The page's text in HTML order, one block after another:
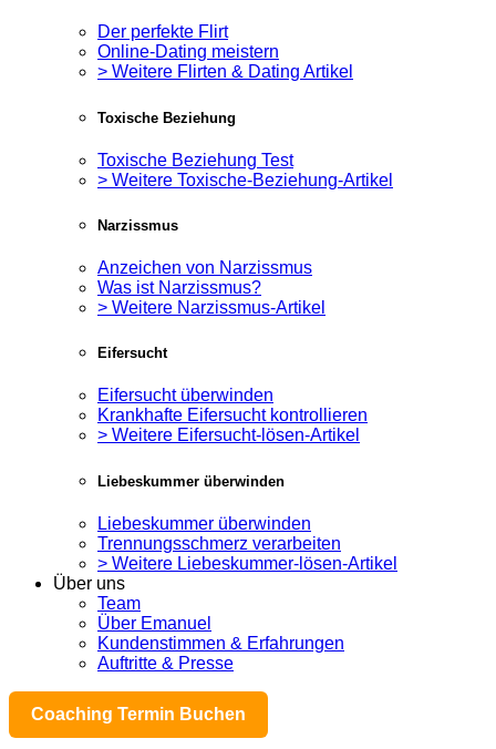
Der perfekte Flirt
Online-Dating meistern
> Weitere Flirten & Dating Artikel
Toxische Beziehung
Toxische Beziehung Test
> Weitere Toxische-Beziehung-Artikel
Narzissmus
Anzeichen von Narzissmus
Was ist Narzissmus?
> Weitere Narzissmus-Artikel
Eifersucht
Eifersucht überwinden
Krankhafte Eifersucht kontrollieren
> Weitere Eifersucht-lösen-Artikel
Liebeskummer überwinden
Liebeskummer überwinden
Trennungsschmerz verarbeiten
> Weitere Liebeskummer-lösen-Artikel
Über uns
Team
Über Emanuel
Kundenstimmen & Erfahrungen
Auftritte & Presse
Coaching Termin Buchen